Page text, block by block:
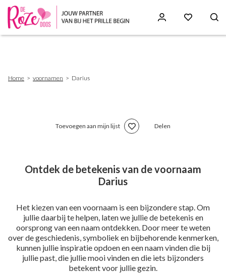
Home voornamen Darius
Toevoegen aan mijn lijst Delen
Ontdek de betekenis van de voornaam
Darius
Het kiezen van een voornaam is een bijzondere stap. Om
jullie daarbij te helpen, laten we jullie de betekenis en
oorsprong van een naam ontdekken. Door meer te weten
over de geschiedenis, symboliek en bijbehorende kenmerken,
kunnen jullie inspiratie opdoen en een naam vinden die bij
jullie past, die jullie mooi vinden en die iets bijzonders
betekent voor jullie gezin.